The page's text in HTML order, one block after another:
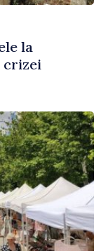
la
crizei